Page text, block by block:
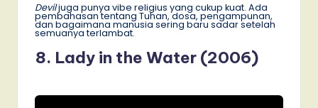
Deviljuga punya vibe religius yang cukup kuat. Ada
pembahasan tentang Tuhan, dosa, pengampunan,
dan bagaimana manusia sering baru sadar setelah
semuanya terlambat.
8. Lady in the Water (2006)